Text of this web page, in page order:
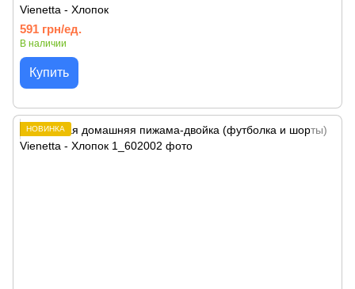
Vienetta - Хлопок
591 грн/ед.
В наличии
Купить
НОВИНКА